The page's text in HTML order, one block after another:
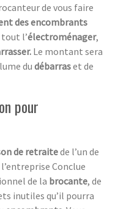
de vous faire
des encombrants
tout l’électroménager,
Le montant sera
du débarraset de
pour
de retraitede l’un de
Conclue
de la brocante, de
inutiles qu’il pourra